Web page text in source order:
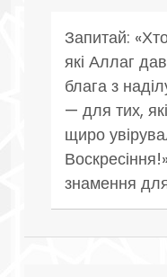
Запитай:
які Аллаг
блага з
— для тих,
щиро
знамення